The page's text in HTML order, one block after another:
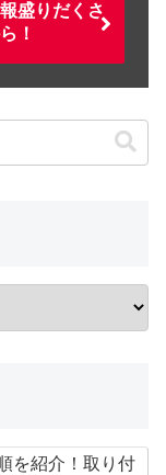
盛りだくさ
！
を紹介！取り付